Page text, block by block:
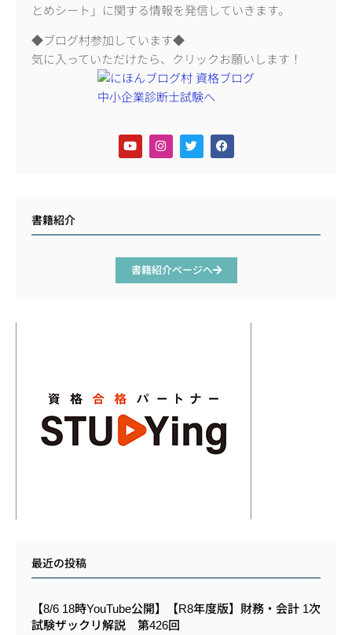
とめシート」に関する情報を発信していきます。
◆ブログ村参加しています◆
気に入っていただけたら、クリックお願いします！
書籍紹介
書籍紹介ページへ
最近の投稿
【8/6 18時YouTube公開】【R8年度版】財務・会計 1次
試験ザックリ解説 第426回